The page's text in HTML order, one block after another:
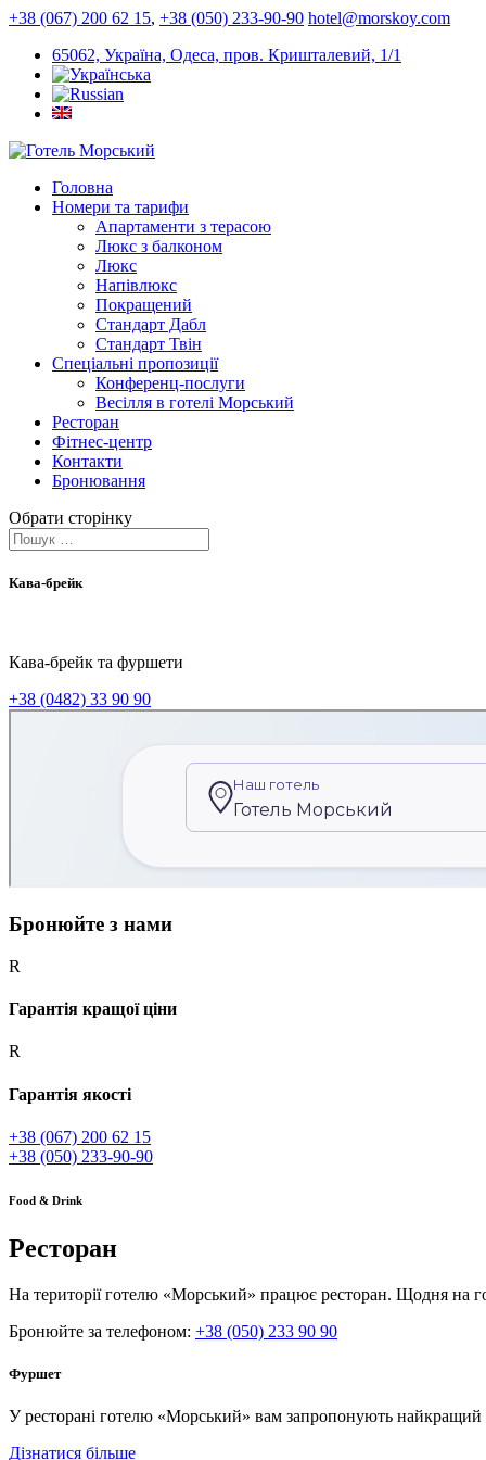
+38 (067) 200 62 15, +38 (050) 233-90-90 hotel@morskoy.com
65062, Україна, Одеса, пров. Кришталевий, 1/1
Головна
Номери та тарифи
Апартаменти з терасою
Люкс з балконом
Люкс
Напівлюкс
Покращений
Стандарт Дабл
Стандарт Твін
Спеціальні пропозиції
Конференц-послуги
Весілля в готелі Морський
Ресторан
Фітнес-центр
Контакти
Бронювання
Обрати сторінку
Кава-брейк
Кава-брейк та фуршети
+38 (0482) 33 90 90
Бронюйте з нами
R
Гарантія кращої ціни
R
Гарантія якості
+38 (067) 200 62 15
+38 (050) 233-90-90
Food & Drink
Ресторан
На території готелю «Морський» працює ресторан. Щодня на
Бронюйте за телефоном: +38 (050) 233 90 90
Фуршет
У ресторані готелю «Морський» вам запропонують найкращий
Дізнатися більше